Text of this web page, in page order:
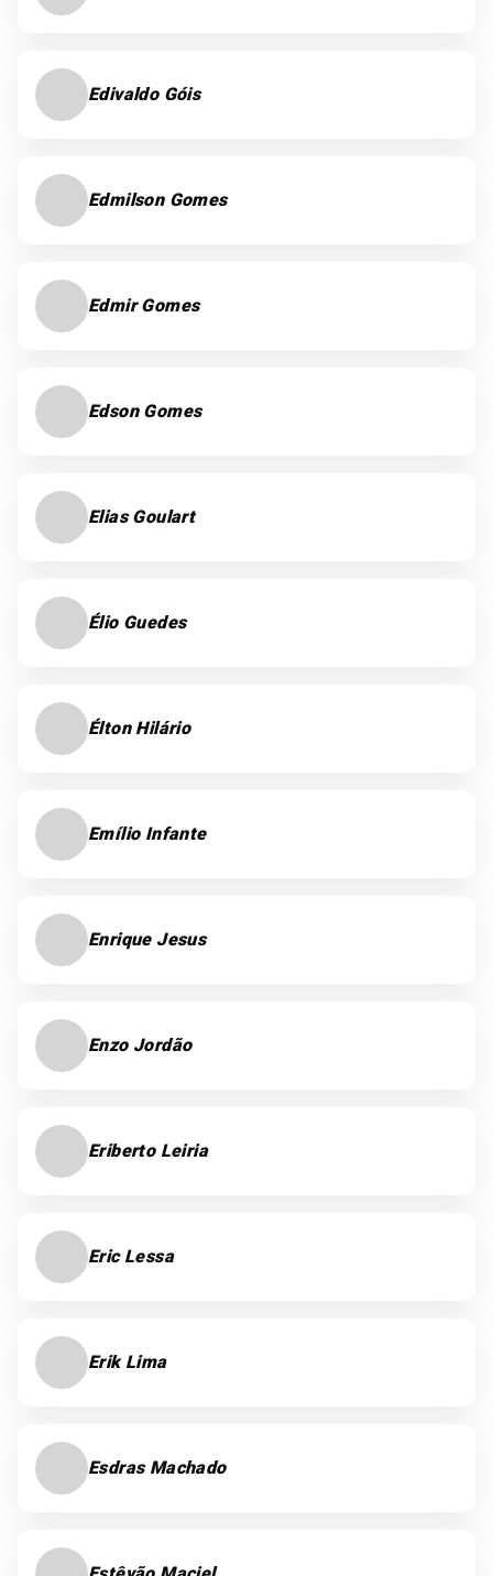
Edivaldo Góis
Edmilson Gomes
Edmir Gomes
Edson Gomes
Elias Goulart
Élio Guedes
Élton Hilário
Emílio Infante
Enrique Jesus
Enzo Jordão
Eriberto Leiria
Eric Lessa
Erik Lima
Esdras Machado